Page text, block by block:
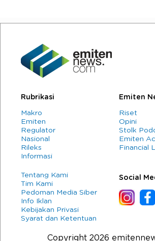
Rubrikasi
Makro
Emiten
Regulator
Nasional
Rileks
Informasi
Emiten
Riset
Opini
Stolk
Emiten
Financial
Tentang Kami
Tim Kami
Pedoman Media Siber
Info Iklan
Kebijakan Privasi
Syarat dan Ketentuan
Social
Copyright 2026